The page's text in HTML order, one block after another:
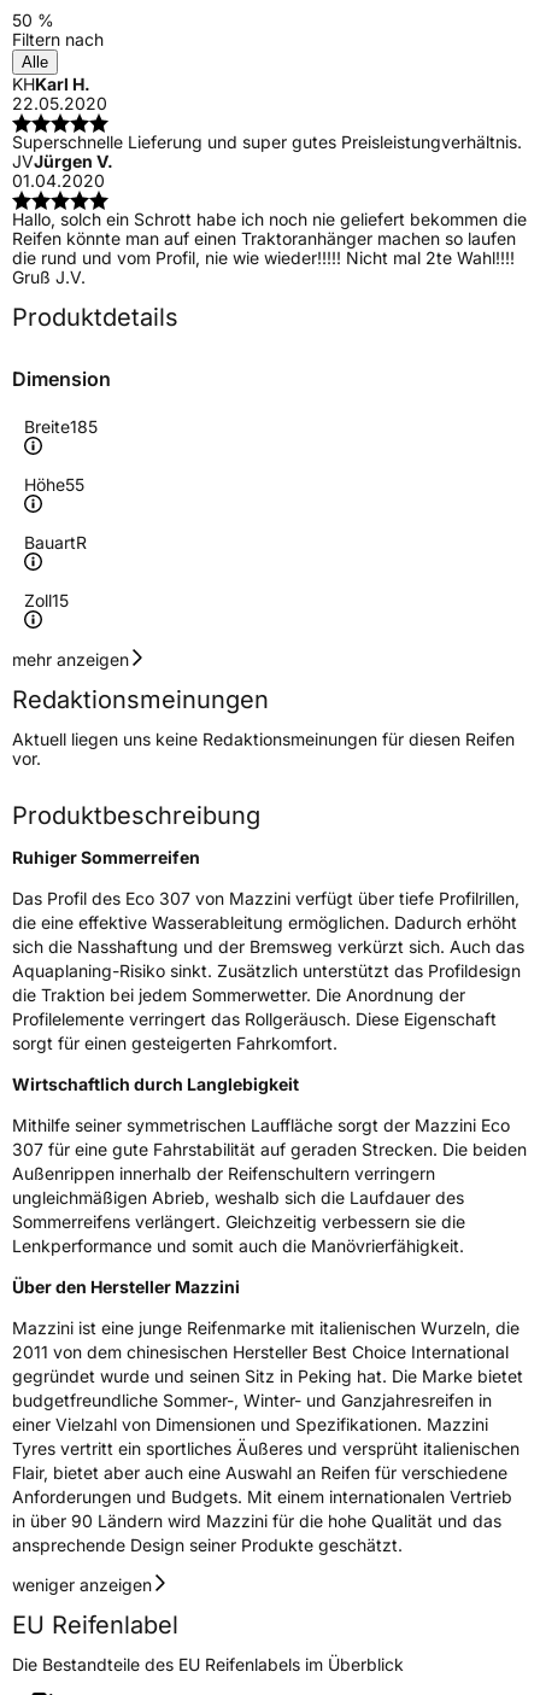
50 %
Filtern nach
Alle
KHKarl H.
22.05.2020
Superschnelle Lieferung und super gutes Preisleistungverhältnis.
JVJürgen V.
01.04.2020
Hallo, solch ein Schrott habe ich noch nie geliefert bekommen die
Reifen könnte man auf einen Traktoranhänger machen so laufen
die rund und vom Profil, nie wie wieder!!!!! Nicht mal 2te Wahl!!!!
Gruß J.V.
Produktdetails
Dimension
Breite185
Höhe55
BauartR
Zoll15
Geschwindigkeitsindex
Höchstgeschwindigkeit
240 km/h
Lastindex82
Höchstlast475 kg
Generelle Merkmale
Fahrzeugtyp PKW
VerwendungSommerreifen
ModellnameEco 307
FahrzeugartPKW & SUV
Weitere Eigenschaften
Schlauchtyp TL
ZustandNeureifen
NasshaftungC
Rollgeräusch (Klasse)B
Rollgeräusch (dB)70
FahrzeugklasseC1
3PMSF / Schneeflockensymbol / Alpine-Symbol
EPREL ID587032
Allgemeine Produktsicherheit (GPSR)
mehr anzeigen
Redaktionsmeinungen
Aktuell liegen uns keine Redaktionsmeinungen für diesen Reifen
vor.
Produktbeschreibung
Ruhiger Sommerreifen
Das Profil des Eco 307 von Mazzini verfügt über tiefe Profilrillen,
die eine effektive Wasserableitung ermöglichen. Dadurch erhöht
sich die Nasshaftung und der Bremsweg verkürzt sich. Auch das
Aquaplaning-Risiko sinkt. Zusätzlich unterstützt das Profildesign
die Traktion bei jedem Sommerwetter. Die Anordnung der
Profilelemente verringert das Rollgeräusch. Diese Eigenschaft
sorgt für einen gesteigerten Fahrkomfort.
Wirtschaftlich durch Langlebigkeit
Mithilfe seiner symmetrischen Lauffläche sorgt der Mazzini Eco
307 für eine gute Fahrstabilität auf geraden Strecken. Die beiden
Außenrippen innerhalb der Reifenschultern verringern
ungleichmäßigen Abrieb, weshalb sich die Laufdauer des
Sommerreifens verlängert. Gleichzeitig verbessern sie die
Lenkperformance und somit auch die Manövrierfähigkeit.
Über den Hersteller Mazzini
Mazzini ist eine junge Reifenmarke mit italienischen Wurzeln, die
2011 von dem chinesischen Hersteller Best Choice International
gegründet wurde und seinen Sitz in Peking hat. Die Marke bietet
budgetfreundliche Sommer-, Winter- und Ganzjahresreifen in
einer Vielzahl von Dimensionen und Spezifikationen. Mazzini
Tyres vertritt ein sportliches Äußeres und versprüht italienischen
Flair, bietet aber auch eine Auswahl an Reifen für verschiedene
Anforderungen und Budgets. Mit einem internationalen Vertrieb
in über 90 Ländern wird Mazzini für die hohe Qualität und das
ansprechende Design seiner Produkte geschätzt.
weniger anzeigen
EU Reifenlabel
Die Bestandteile des EU Reifenlabels im Überblick